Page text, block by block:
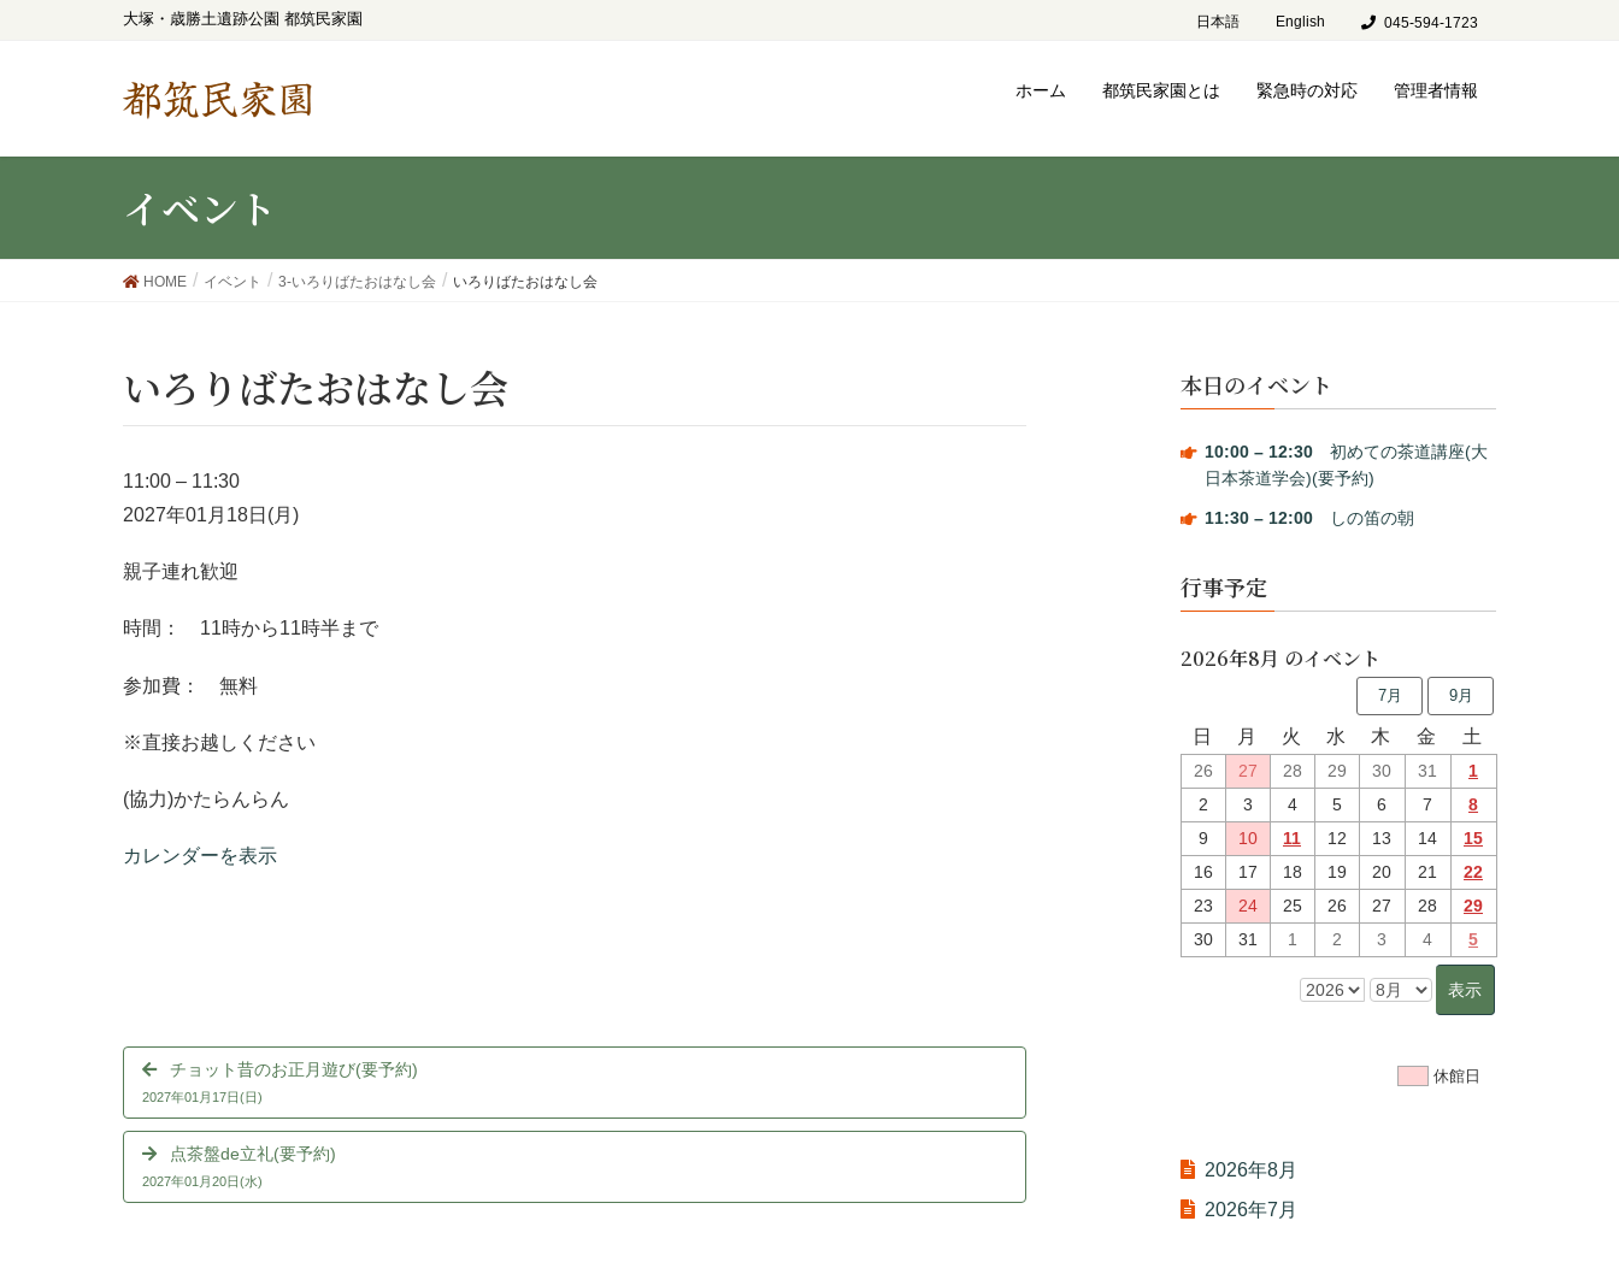
大塚・歳勝土遺跡公園 都筑民家園 日本語 English 045-594-1723
都筑民家園 ホーム 都筑民家園とは 緊急時の対応 管理者情報
イベント
HOME イベント 3-いろりばたおはなし会 いろりばたおはなし会
いろりばたおはなし会
11:00 – 11:30
2027年01月18日(月)
親子連れ歓迎
時間： 11時から11時半まで
参加費： 無料
※直接お越しください
(協力)かたらんらん
カレンダーを表示
チョット昔のお正月遊び(要予約)
2027年01月17日(日)
点茶盤de立礼(要予約)
2027年01月20日(水)
本日のイベント
10:00 – 12:30初めての茶道講座(大
日本茶道学会)(要予約)
11:30 – 12:00しの笛の朝
行事予定
2026年8月 のイベント
7月 9月
日 月 火 水 木 金 土
26 27 28 29 30 31
1
2
3 4 5 6 7
8
9
10 11 12 13 14
15
16
17 18 19 20 21
22
23
24 25 26 27 28
29
30
31 1 2 3 4 5
休館日
2026年8月
2026年7月